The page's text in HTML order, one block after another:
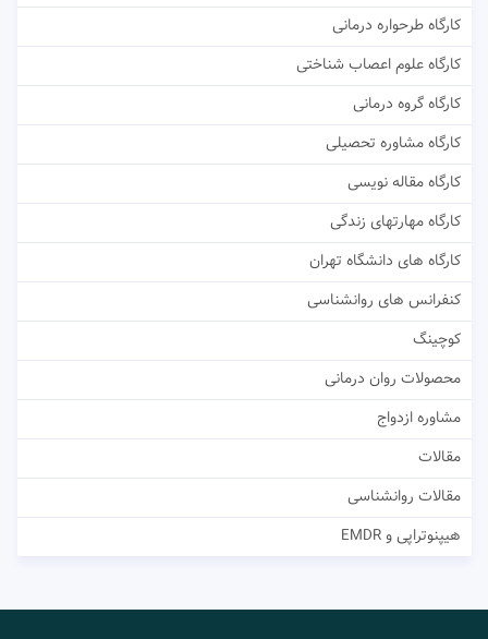
کارگاه طرحواره درمانی
کارگاه علوم اعصاب شناختی
کارگاه گروه درمانی
کارگاه مشاوره تحصیلی
کارگاه مقاله نویسی
کارگاه مهارتهای زندگی
کارگاه های دانشگاه تهران
کنفرانس های روانشناسی
کوچینگ
محصولات روان درمانی
مشاوره ازدواج
مقالات
مقالات روانشناسی
هیپنوتراپی و EMDR